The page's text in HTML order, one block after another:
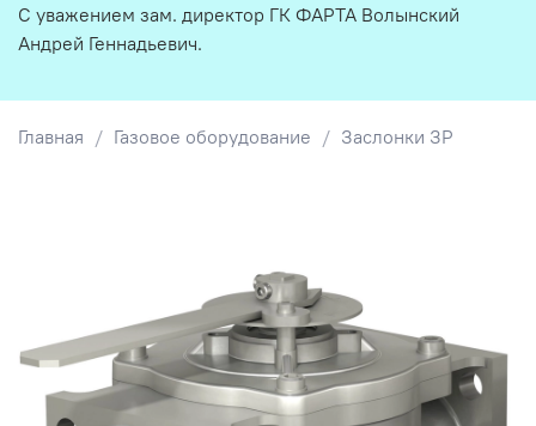
Главная Газовое оборудование Заслонки ЗР
С уважением зам. директор ГК ФАРТА Волынский
Андрей Геннадьевич.